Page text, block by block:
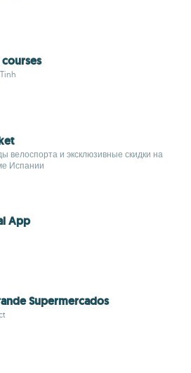
велоспорта и эксклюзивные скидки на
Испании
App
Supermercados